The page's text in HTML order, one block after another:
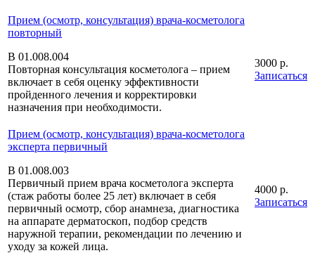
Прием (осмотр, консультация) врача-косметолога
повторный
В 01.008.004
Повторная консультация косметолога – прием
включает в себя оценку эффективности
пройденного лечения и корректировки
назначения при необходимости.
3000 р.
Записаться
Прием (осмотр, консультация) врача-косметолога
эксперта первичный
В 01.008.003
Первичный прием врача косметолога эксперта
(стаж работы более 25 лет) включает в себя
первичный осмотр, сбор анамнеза, диагностика
на аппарате дерматоскоп, подбор средств
наружной терапии, рекомендации по лечению и
уходу за кожей лица.
4000 р.
Записаться